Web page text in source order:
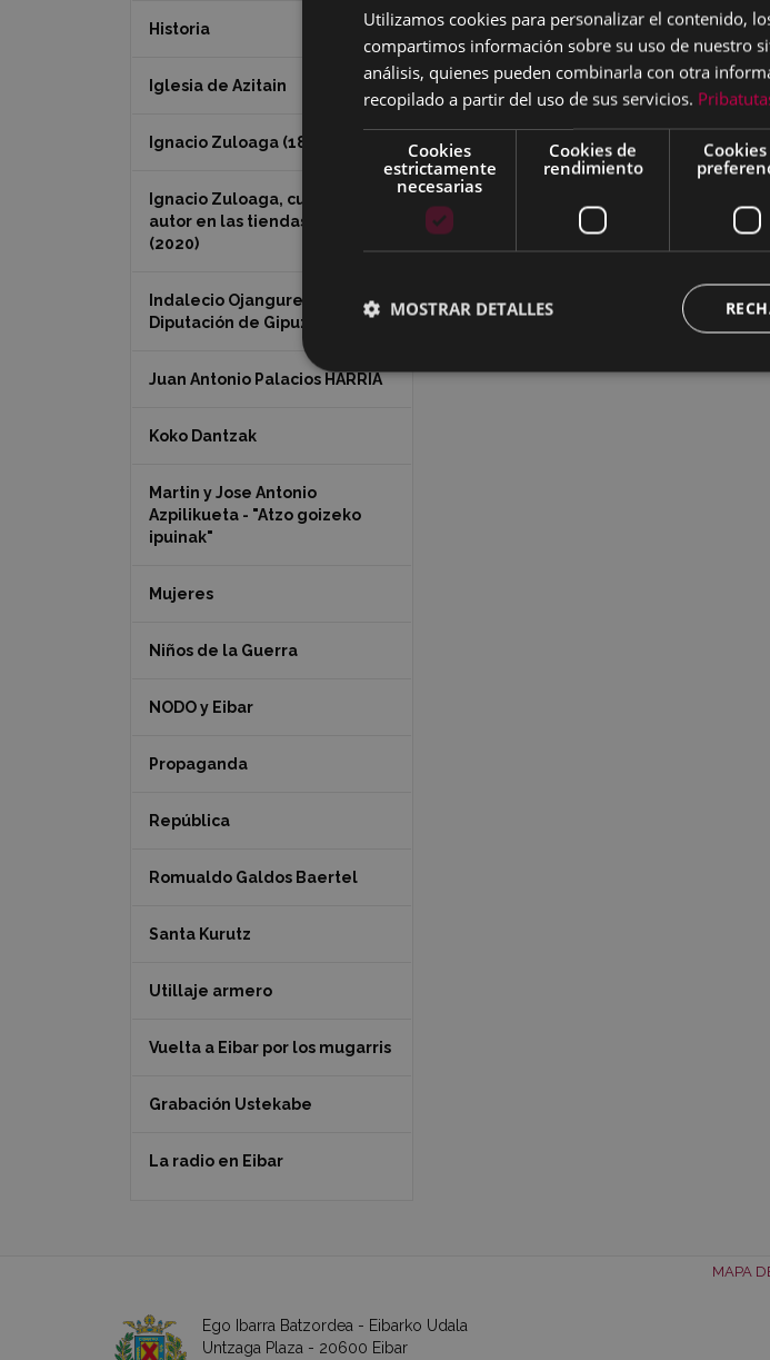
Historia
Iglesia de Azitain
Ignacio Zuloaga (1870-2020)
Ignacio Zuloaga, cuadros del
autor en las tiendas de Eibar
(2020)
Indalecio Ojanguren
Diputación de Gipuzkoa
Juan Antonio Palacios HARRIA
Koko Dantzak
Martin y Jose Antonio
Azpilikueta - "Atzo goizeko
ipuinak"
Mujeres
Niños de la Guerra
NODO y Eibar
Propaganda
República
Romualdo Galdos Baertel
Santa Kurutz
Utillaje armero
Vuelta a Eibar por los mugarris
Grabación Ustekabe
La radio en Eibar
MAPA
Ego Ibarra Batzordea - Eibarko Udala
Untzaga Plaza - 20600 Eibar
Utilizamos cookies para personalizar el contenido,
compartimos información sobre su uso de nuestro
análisis, quienes pueden combinarla con otra
recopilado a partir del uso de sus servicios.
Cookies
estrictamente
necesarias
Cookies de
rendimiento
MOSTRAR DETALLES